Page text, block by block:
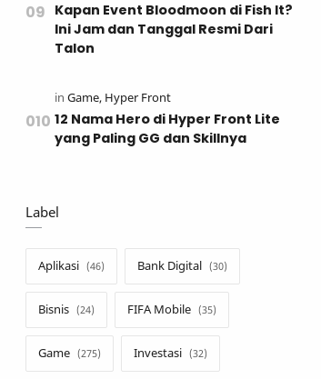
Kapan Event Bloodmoon di Fish It?
Ini Jam dan Tanggal Resmi Dari
Talon
12 Nama Hero di Hyper Front Lite
yang Paling GG dan Skillnya
Label
Aplikasi Bank Digital
Bisnis FIFA Mobile
Game Investasi